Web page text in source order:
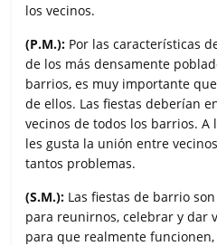
los vecinos.
(P.M.): Por las características
de los más densamente
barrios, es muy importante
de ellos. Las fiestas deberían
vecinos de todos los barrios. A
les gusta la unión entre
tantos problemas.
(S.M.): Las fiestas de barrio
para reunirnos, celebrar y dar
para que realmente